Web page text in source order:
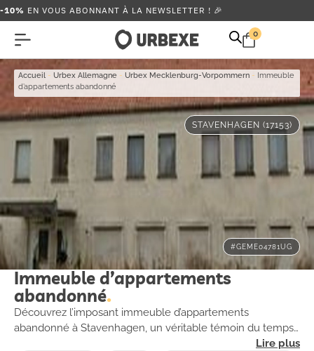
-10% EN VOUS ABONNANT À LA NEWSLETTER ! 🎉
0
Accueil - Urbex Allemagne - Urbex Mecklenburg-Vorpommern - Immeuble
d’appartements abandonné
STAVENHAGEN (17153)
#GEME04781UG
Immeuble d’appartements
abandonné
Découvrez l’imposant immeuble d’appartements
abandonné à Stavenhagen, un véritable témoin du temps.